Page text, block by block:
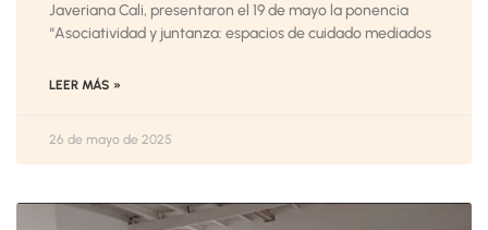
Javeriana Cali, presentaron el 19 de mayo la ponencia
“Asociatividad y juntanza: espacios de cuidado mediados
LEER MÁS »
26 de mayo de 2025